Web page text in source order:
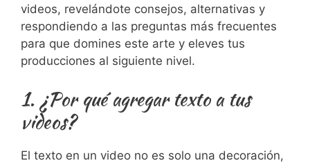
videos, revelándote consejos, alternativas y
respondiendo a las preguntas más frecuentes
para que domines este arte y eleves tus
producciones al siguiente nivel.
1. ¿Por qué agregar texto a tus
videos?
El texto en un video no es solo una decoración,